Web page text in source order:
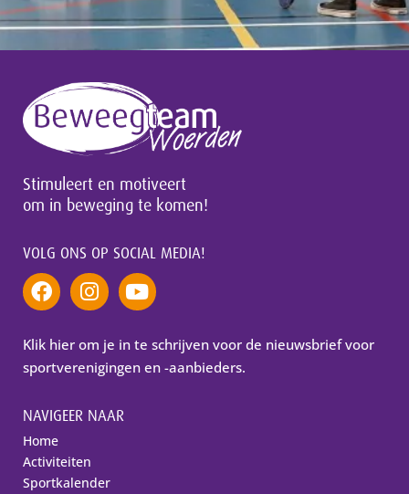
Stimuleert en motiveert
om in beweging te komen!
VOLG ONS OP SOCIAL MEDIA!
Klik hier om je in te schrijven voor de nieuwsbrief voor
sportverenigingen en -aanbieders.
NAVIGEER NAAR
Home
Activiteiten
Sportkalender